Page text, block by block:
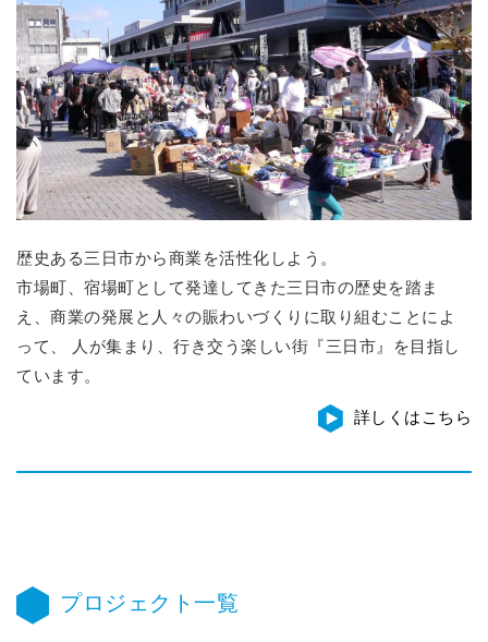
歴史ある三日市から商業を活性化しよう。
市場町、宿場町として発達してきた三日市の歴史を踏ま
え、商業の発展と人々の賑わいづくりに取り組むことによ
って、 人が集まり、行き交う楽しい街『三日市』を目指し
ています。
詳しくはこちら
プロジェクト一覧